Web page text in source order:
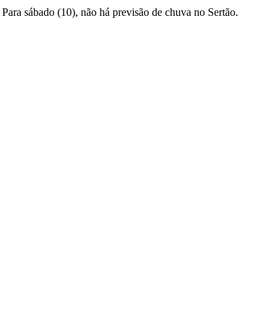
sábado (10), não há previsão de chuva no Sertão.